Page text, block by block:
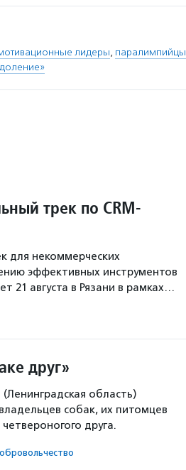
лидеры, паралимпийцы
трек по CRM-
для некоммерческих
эффективных инструментов
21 августа в Рязани в рамках…
друг»
область)
собак, их питомцев
друга.